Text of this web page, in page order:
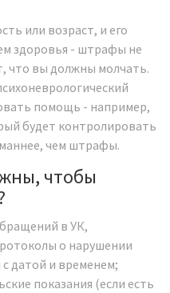
или возраст, и его
здоровья - штрафы не
что вы должны молчать.
помощь - например,
будет контролировать
чем штрафы.
чтобы
в УК,
о нарушении
датой и временем;
показания (если есть